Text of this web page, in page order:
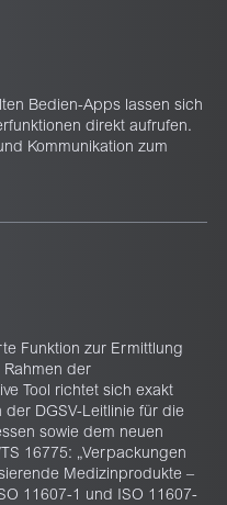
Bedien-Apps lassen sich
direkt aufrufen.
Kommunikation zum
Funktion zur Ermittlung
der
Tool richtet sich exakt
DGSV-Leitlinie für die
sowie dem neuen
16775: „Verpackungen
Medizinprodukte –
11607-1 und ISO 11607-